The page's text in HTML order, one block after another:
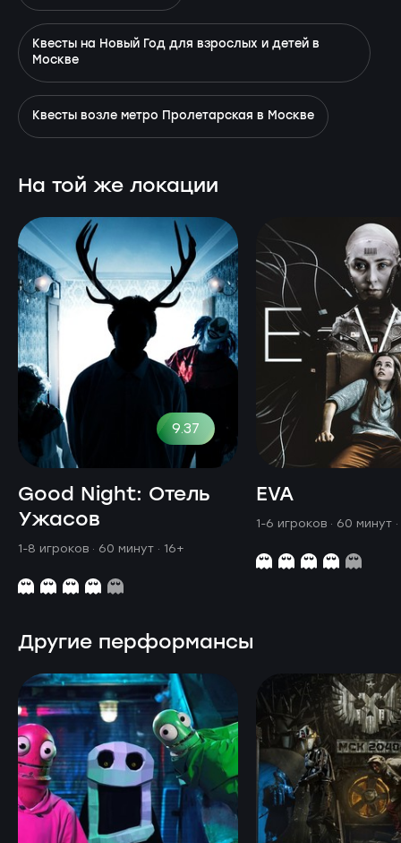
Квесты на Новый Год для взрослых и детей в
Москве
Квесты возле метро Пролетарская в Москве
На той же локации
9.37
Good Night: Отель
Ужасов
1-8 игроков · 60 минут · 16+
EVA
1-6 игроков · 60 минут
Другие перформансы